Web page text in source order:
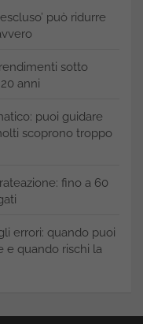
può ridurre
sotto
anni
puoi guidare
scoprono troppo
fino a 60
errori: quando puoi
e quando rischi la